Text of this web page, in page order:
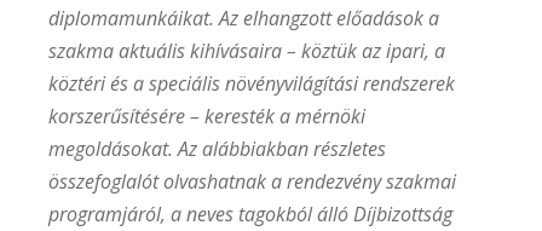
diplomamunkáikat. Az elhangzott előadások a
szakma aktuális kihívásaira – köztük az ipari, a
köztéri és a speciális növényvilágítási rendszerek
korszerűsítésére – keresték a mérnöki
megoldásokat. Az alábbiakban részletes
összefoglalót olvashatnak a rendezvény szakmai
programjáról, a neves tagokból álló Díjbizottság